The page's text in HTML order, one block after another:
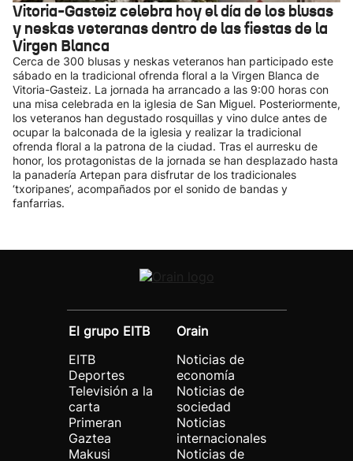
Vitoria-Gasteiz celebra hoy el día de los blusas
y neskas veteranas dentro de las fiestas de la
Virgen Blanca
Cerca de 300 blusas y neskas veteranos han participado este
sábado en la tradicional ofrenda floral a la Virgen Blanca de
Vitoria-Gasteiz. La jornada ha arrancado a las 9:00 horas con
una misa celebrada en la iglesia de San Miguel. Posteriormente,
los veteranos han degustado rosquillas y vino dulce antes de
ocupar la balconada de la iglesia y realizar la tradicional
ofrenda floral a la patrona de la ciudad. Tras el aurresku de
honor, los protagonistas de la jornada se han desplazado hasta
la panadería Artepan para disfrutar de los tradicionales
‘txoripanes’, acompañados por el sonido de bandas y
fanfarrias.
El grupo EITB
EITB
Deportes
Televisión a la
carta
Primeran
Gaztea
Makusi
Orain
Noticias de
economía
Noticias de
sociedad
Noticias
internacionales
Noticias de